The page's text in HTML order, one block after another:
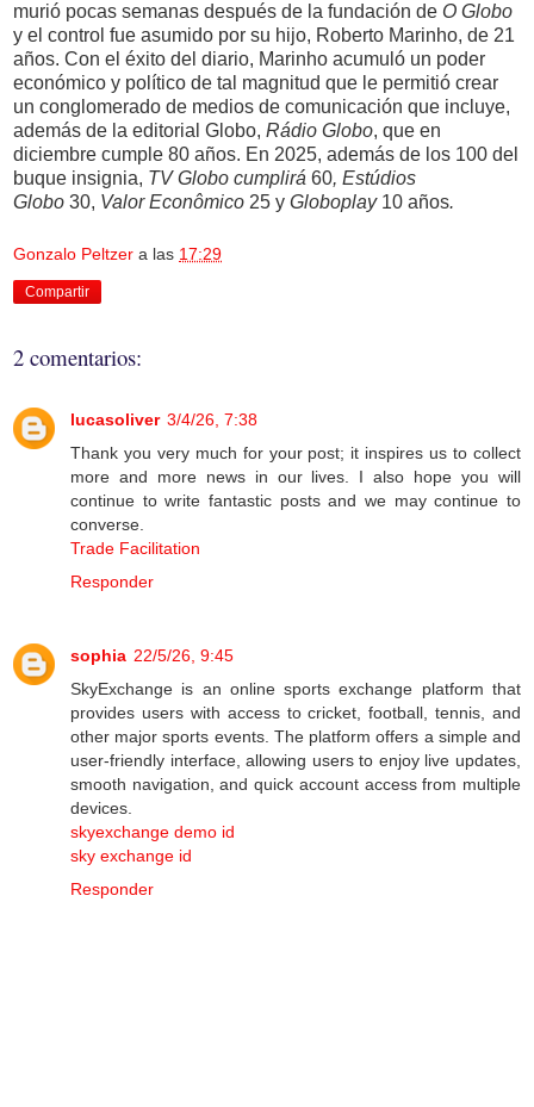
murió pocas semanas después de la fundación de O Globo
y el control fue asumido por su hijo, Roberto Marinho, de 21
años. Con el éxito del diario, Marinho acumuló un poder
económico y político de tal magnitud que le permitió crear
un conglomerado de medios de comunicación que incluye,
además de la editorial Globo, Rádio Globo, que en
diciembre cumple 80 años. En 2025, además de los 100 del
buque insignia, TVGlobo cumplirá 60, Estúdios
Globo 30, Valor Econômico 25 y Globoplay 10 años.
Gonzalo Peltzer a las 17:29
Compartir
2 comentarios:
lucasoliver 3/4/26, 7:38
Thank you very much for your post; it inspires us to collect
more and more news in our lives. I also hope you will
continue to write fantastic posts and we may continue to
converse.
Trade Facilitation
Responder
sophia 22/5/26, 9:45
SkyExchange is an online sports exchange platform that
provides users with access to cricket, football, tennis, and
other major sports events. The platform offers a simple and
user-friendly interface, allowing users to enjoy live updates,
smooth navigation, and quick account access from multiple
devices.
skyexchange demo id
sky exchange id
Responder